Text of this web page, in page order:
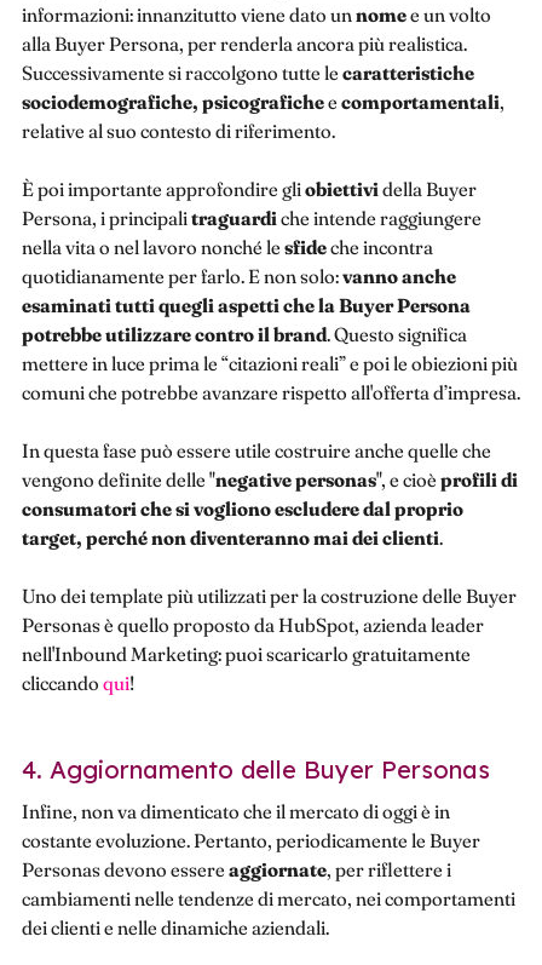
informazioni: innanzitutto viene dato un nomee un volto
alla Buyer Persona, per renderla ancora più realistica.
Successivamente si raccolgono tutte le caratteristiche
sociodemografiche, psicografichee comportamentali,
relative al suo contesto di riferimento.
È poi importante approfondire gliobiettivi della Buyer
Persona, i principalitraguardi che intende raggiungere
nella vita o nel lavoro nonché le sfideche incontra
quotidianamente per farlo. E non solo:vanno anche
esaminati tutti quegli aspetti che la Buyer Persona
potrebbe utilizzare contro il brand. Questo significa
mettere in luce prima le “citazioni reali” e poi le obiezioni più
comuni che potrebbe avanzare rispetto all'offerta d’impresa.
In questa fase può essere utile costruire anche quelle che
vengono definite delle "negative personas", e cioè profili di
consumatori che si vogliono escludere dal proprio
target, perché non diventeranno mai dei clienti.
Uno dei template più utilizzati per la costruzione delle Buyer
Personas è quello proposto da HubSpot, azienda leader
nell'Inbound Marketing: puoi scaricarlo gratuitamente
cliccando qui!
4. Aggiornamento delle Buyer Personas
Infine, non va dimenticato che il mercato di oggi è in
costante evoluzione. Pertanto, periodicamente le Buyer
Personas devono essere aggiornate, per riflettere i
cambiamenti nelle tendenze di mercato, nei comportamenti
dei clienti e nelle dinamiche aziendali.